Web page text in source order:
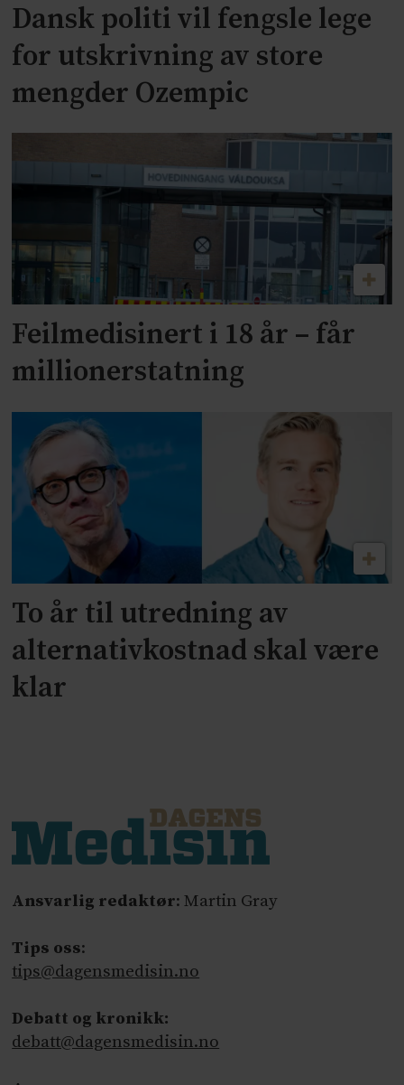
Dansk politi vil fengsle lege
for utskrivning av store
mengder Ozempic
Feilmedisinert i 18 år – får
millionerstatning
To år til utredning av
alternativkostnad skal være
klar
Ansvarlig redaktør: Martin Gray
Tips oss:
tips@dagensmedisin.no
Debatt og kronikk:
debatt@dagensmedisin.no